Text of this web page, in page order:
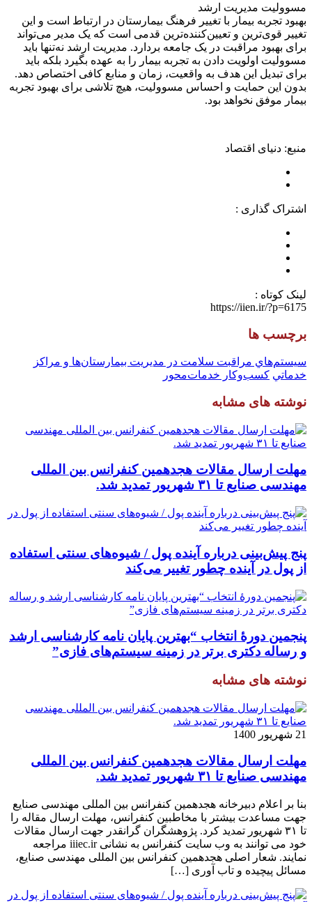
مسوولیت مدیریت ارشد
بهبود تجربه بیمار با تغییر فرهنگ بیمارستان در ارتباط است و این
تغییر قوی‌ترین و تعیین‌کننده‌ترین قدمی است که یک مدیر می‌تواند
برای بهبود مراقبت در یک جامعه بردارد. مدیریت ارشد نه‌تنها باید
مسوولیت اولویت دادن به تجربه بیمار را به عهده بگیرد بلکه باید
برای تبدیل این هدف به واقعیت، زمان و منابع کافی اختصاص دهد.
بدون این حمایت و احساس مسوولیت، هیچ تلاشی برای بهبود تجربه
بیمار موفق نخواهد بود.
منبع: دنیای اقتصاد
اشتراک گذاری :
لینک کوتاه :
https://iien.ir/?p=6175
برچسب ها
سيستم‌هاي مراقبت سلامت در مديريت بيمارستان‌ها و مراكز
خدماتي کسب‌وکار خدمات‌محور
نوشته های مشابه
مهلت ارسال مقالات هجدهمین کنفرانس بین المللی
مهندسی صنایع تا ۳۱ شهریور تمدید شد.
پنج پیش‌بینی درباره آینده پول / شیوه‌های سنتی استفاده
از پول در آینده چطور تغییر می‌کند
پنجمین دورۀ انتخاب “بهترین پایان ­نامه کارشناسی­ ارشد
و رساله دکتری برتر در زمینه سیستم‌های فازی”
نوشته های مشابه
21 شهریور 1400
مهلت ارسال مقالات هجدهمین کنفرانس بین المللی
مهندسی صنایع تا ۳۱ شهریور تمدید شد.
بنا بر اعلام دبیرخانه هجدهمین کنفرانس بین المللی مهندسی صنایع
جهت مساعدت بیشتر با مخاطبین کنفرانس، مهلت ارسال مقاله را
تا ۳۱ شهریور تمدید کرد. پژوهشگران گرانقدر جهت ارسال مقالات
خود می توانند به وب سایت کنفرانس به نشانی iiiec.ir مراجعه
نمایند. شعار اصلی هجدهمین کنفرانس بین المللی مهندسی صنایع،
مسائل پیچیده و تاب آوری […]